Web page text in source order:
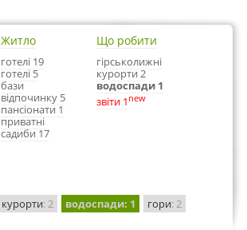
Житло
готелі 19
готелі 5
бази
відпочинку 5
пансіонати 1
приватні
садиби 17
Що робити
гірськолижні
курорти 2
водоспади 1
звіти 1 new
курорти: 2 водоспади: 1 гори: 2